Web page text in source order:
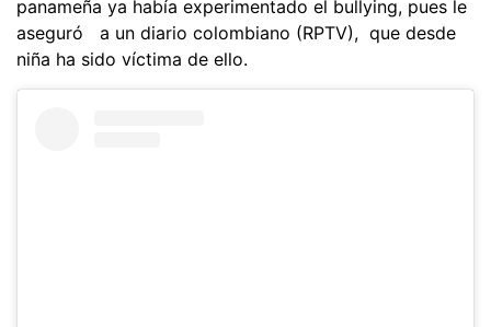
panameña ya había experimentado el bullying, pues le
aseguró a un diario colombiano (RPTV), que desde
niña ha sido víctima de ello.